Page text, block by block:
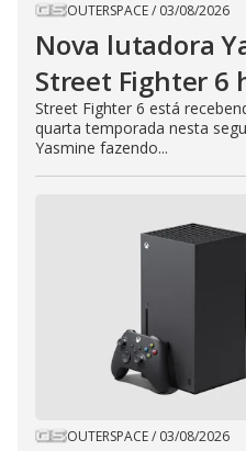
OUTERSPACE/ 03/08/2026
Nova lutadora
Street Fighter 6
Street Fighter 6 está
quarta temporada nesta
Yasmine fazendo...
OUTERSPACE/ 03/08/2026